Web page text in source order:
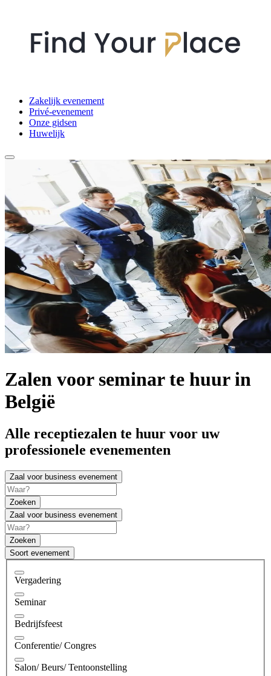
Zakelijk evenement
Privé-evenement
Onze gidsen
Huwelijk
Zalen voor seminar te huur in
België
Alle receptiezalen te huur voor uw
professionele evenementen
Zaal voor business evenement
Zoeken
Zaal voor business evenement
Zoeken
Soort evenement
Vergadering
Seminar
Bedrijfsfeest
Conferentie/ Congres
Salon/ Beurs/ Tentoonstelling